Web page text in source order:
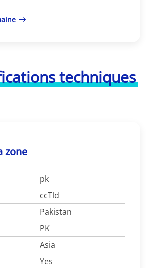
techniques
zone
pk
ccTld
Pakistan
PK
Asia
Yes